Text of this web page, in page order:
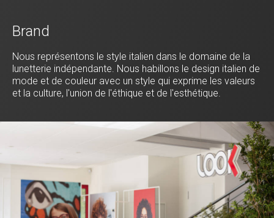
Brand
Nous représentons le style italien dans le domaine de la
lunetterie indépendante. Nous habillons le design italien de
mode et de couleur avec un style qui exprime les valeurs
et la culture, l'union de l'éthique et de l'esthétique.